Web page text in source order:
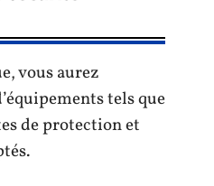
vous aurez
tels que
de protection et